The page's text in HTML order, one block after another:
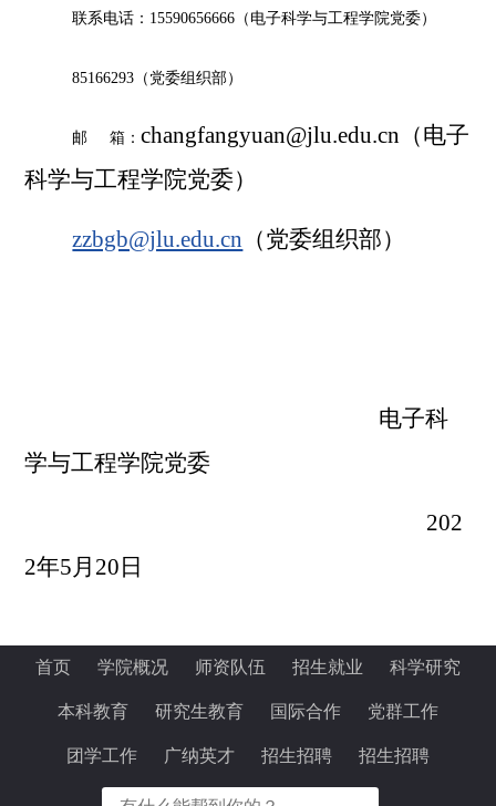
联系电话： 15590656666（电子科学与工程学院党委）
85166293（党委组织部）
邮 箱：changfangyuan@jlu.edu.cn（电子
科学与工程学院党委）
zzbgb@jlu.edu.cn （党委组织部）
电子科
学与工程学院党委
202
2年5月20日
首页 学院概况 师资队伍 招生就业 科学研究
本科教育 研究生教育 国际合作 党群工作
团学工作 广纳英才 招生招聘 招生招聘